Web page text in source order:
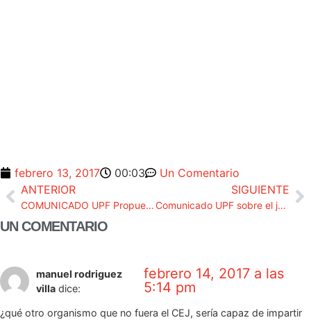
febrero 13, 2017 00:03
Un Comentario
ANTERIOR
COMUNICADO UPF Propuestas Consejo Fiscal de 3/2/2017
SIGUIENTE
Comunicado UPF sobre el juicio 9N
UN COMENTARIO
manuel rodriguez
villa dice:
febrero 14, 2017 a las
5:14 pm
¿qué otro organismo que no fuera el CEJ, sería capaz de impartir